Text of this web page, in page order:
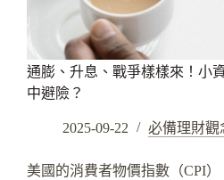
通膨、升息、戰爭樣樣來！小
中避險？
2025-09-22 必備理財觀
美國的消費者物價指數（CPI）